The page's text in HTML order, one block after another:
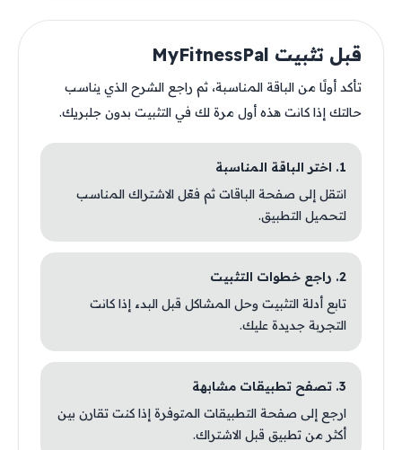
قبل تثبيت MyFitnessPal
تأكد أولًا من الباقة المناسبة، ثم راجع الشرح الذي يناسب
حالتك إذا كانت هذه أول مرة لك في التثبيت بدون جلبريك.
1. اختر الباقة المناسبة
انتقل إلى صفحة الباقات ثم فعّل الاشتراك المناسب
لتحميل التطبيق.
2. راجع خطوات التثبيت
تابع أدلة التثبيت وحل المشاكل قبل البدء إذا كانت
التجربة جديدة عليك.
3. تصفح تطبيقات مشابهة
ارجع إلى صفحة التطبيقات المتوفرة إذا كنت تقارن بين
أكثر من تطبيق قبل الاشتراك.